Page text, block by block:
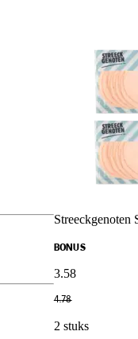
Streeckgenoten
BONUS
3.58
4.78
2 stuks